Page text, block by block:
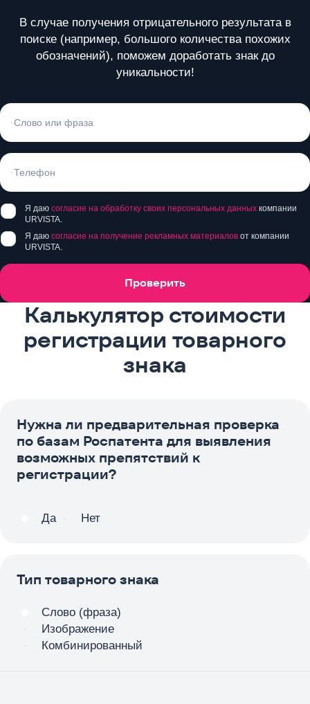
В случае получения отрицательного результата в
поиске (например, большого количества похожих
обозначений), поможем доработать знак до
уникальности!
Я даю согласие на обработку своих персональных данных компании
URVISTA.
Я даю согласие на получение рекламных материалов от компании
URVISTA.
Проверить
Калькулятор стоимости
регистрации товарного
знака
Нужна ли предварительная проверка
по базам Роспатента для выявления
возможных препятствий к
регистрации?
Да Нет
Тип товарного знака
Слово (фраза)
Изображение
Комбинированный